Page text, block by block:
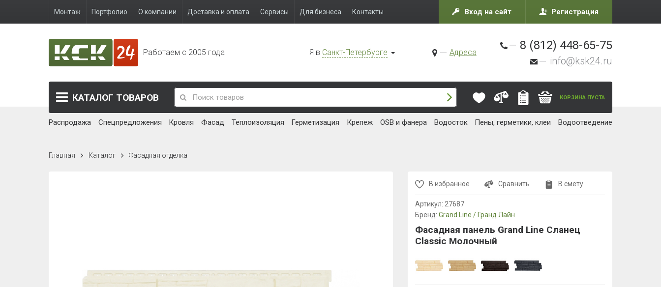
Монтаж Портфолио О компании Доставка и оплата Сервисы Для бизнеса Контакты Вход на сайт Регистрация
Работаем с 2005 года Я в Санкт-Петербурге Адреса
8 (812) 448-65-75
info@ksk24.ru
КАТАЛОГ ТОВАРОВ КОРЗИНА ПУСТА
Распродажа Спецпредложения Кровля Фасад Теплоизоляция Герметизация Крепеж OSB и фанера Водосток Пены, герметики, клеи Водоотведение
Главная Каталог Фасадная отделка
В избранное Сравнить В смету
Артикул: 27687
Бренд: Grand Line / Гранд Лайн
Фасадная панель Grand Line Сланец
Classic Молочный